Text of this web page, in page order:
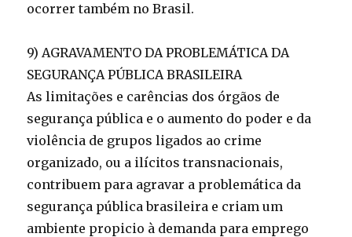
ocorrer também no Brasil.
9) AGRAVAMENTO DA PROBLEMÁTICA DA
SEGURANÇA PÚBLICA BRASILEIRA
As limitações e carências dos órgãos de
segurança pública e o aumento do poder e da
violência de grupos ligados ao crime
organizado, ou a ilícitos transnacionais,
contribuem para agravar a problemática da
segurança pública brasileira e criam um
ambiente propicio à demanda para emprego